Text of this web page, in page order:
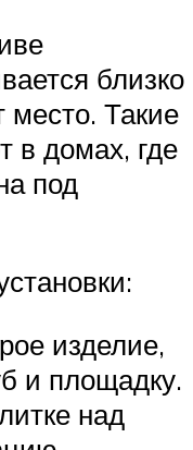
близко
место. Такие
в домах, где
под
изделие,
и площадку.
над